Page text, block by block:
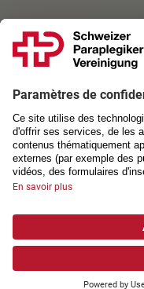
PARTENAIRES